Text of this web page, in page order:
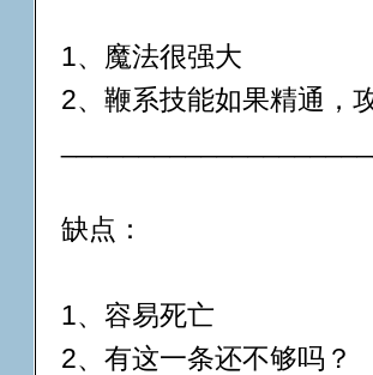
1、魔法很强大
2、鞭系技能如果精通，
缺点：
1、容易死亡
2、有这一条还不够吗？